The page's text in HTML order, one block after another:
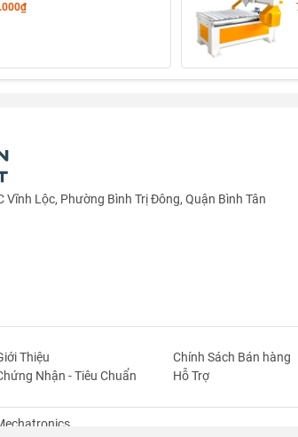
Vĩnh Lộc, Phường Bình Trị Đông, Quận Bình Tân
Thiệu Chính Sách Bán hàng
Nhận - Tiêu Chuẩn Hỗ Trợ